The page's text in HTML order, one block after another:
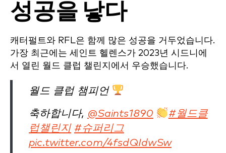
성공을 낳다
캐터펄트와 RFL은 함께 많은 성공을 거두었습니다.
가장 최근에는 세인트 헬렌스가 2023년 시드니에
서 열린 월드 클럽 챌린지에서 우승했습니다.
월드 클럽 챔피언
축하합니다, @Saints1890
#월드클
럽챌린지 #슈퍼리그
pic.twitter.com/4fsdQIdwSw